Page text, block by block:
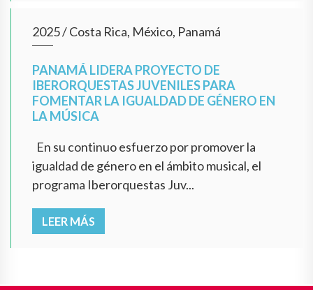
2025/Costa Rica, México, Panamá
PANAMÁ LIDERA PROYECTO DE
IBERORQUESTAS JUVENILES PARA
FOMENTAR LA IGUALDAD DE GÉNERO EN
LA MÚSICA
En su continuo esfuerzo por promover la
igualdad de género en el ámbito musical, el
programa Iberorquestas Juv...
LEER MÁS